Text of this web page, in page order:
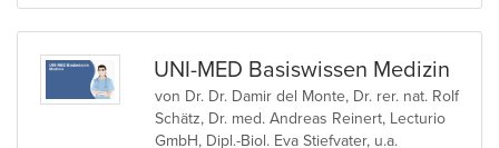
UNI-MED Basiswissen Medizin
von Dr. Dr. Damir del Monte, Dr. rer. nat. Rolf
Schätz, Dr. med. Andreas Reinert, Lecturio
GmbH, Dipl.-Biol. Eva Stiefvater, u.a.